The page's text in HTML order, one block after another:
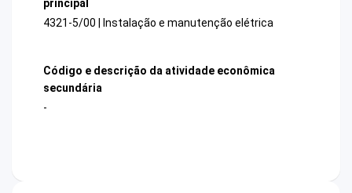
principal
4321-5/00 | Instalação e manutenção elétrica
Código e descrição da atividade econômica
secundária
-